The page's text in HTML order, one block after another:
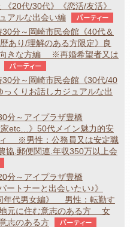
20代/30代》《恋活/友活》
アルな出会い編
パーティー
分～岡崎市民会館《40代＆
あり/理解のある方限定》良
向きな方編 ※再婚希望者又は
パーティー
分～岡崎市民会館《30代/40
くりお話しカジュアルな出
分～アイプラザ豊橋
etc…》50代メイン魅力的安
ィ ※男性：公務員又は安定職
協.郵便関連.年収350万以上会
分～アイプラザ豊橋
ートナーと出会いたい♪》
年代男女編》 男性：転勤す
元に住む意志のある方 女
志のある方
パーティー